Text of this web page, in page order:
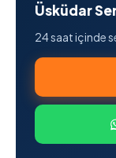
Üsküdar
24 saat içinde